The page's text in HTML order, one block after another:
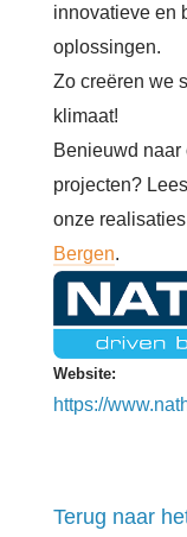
innovatieve en
oplossingen.
Zo creëren we
klimaat!
Benieuwd naar
projecten?
onze
Bergen.
Website:
https://
Terug naar